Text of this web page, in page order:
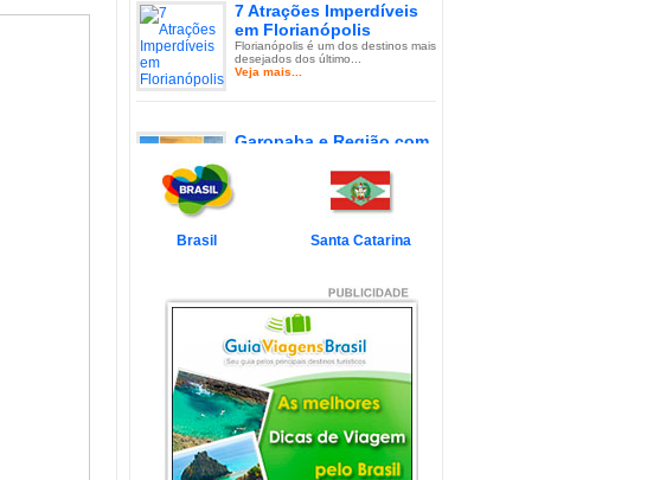
7 Atrações Imperdíveis
em Florianópolis
Florianópolis é um dos destinos mais
desejados dos último...
Veja mais...
Garopaba e Região com
Garopaba é um município de Santa
Catarina a 80 quilômetro...
Veja mais...
com Crianças
Simplesmente magnífico! Assim
pode ser descrito o Litoral d...
Veja mais...
Balneário Camboriú e
arredores com Crianças
Balneário Camboriú fica em Santa
Catarina, mais especifica...
Veja mais...
Brasil Santa Catarina